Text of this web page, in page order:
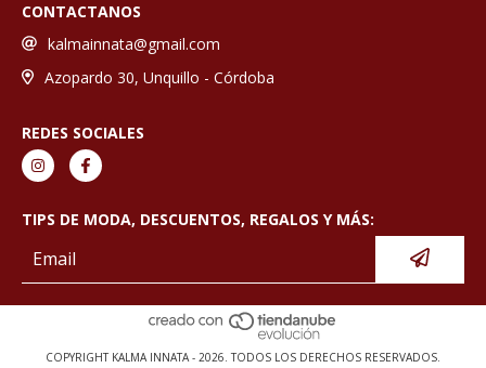
CONTACTANOS
kalmainnata@gmail.com
Azopardo 30, Unquillo - Córdoba
REDES SOCIALES
TIPS DE MODA, DESCUENTOS, REGALOS Y MÁS:
COPYRIGHT KALMA INNATA - 2026. TODOS LOS DERECHOS RESERVADOS.